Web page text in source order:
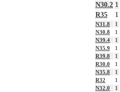
N30.2 1
R35
1
N31.8 1
N30.8
1
N39.4
1
N35.9
1
R39.8
1
R30.0
1
N35.8
1
R32
1
N32.0
1